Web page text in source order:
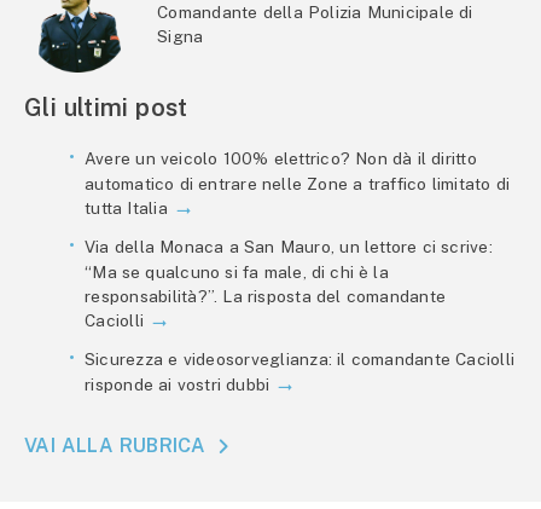
Comandante della Polizia Municipale di
Signa
Gli ultimi post
Avere un veicolo 100% elettrico? Non dà il diritto
automatico di entrare nelle Zone a traffico limitato di
tutta Italia
Via della Monaca a San Mauro, un lettore ci scrive:
“Ma se qualcuno si fa male, di chi è la
responsabilità?”. La risposta del comandante
Caciolli
Sicurezza e videosorveglianza: il comandante Caciolli
risponde ai vostri dubbi
VAI ALLA RUBRICA